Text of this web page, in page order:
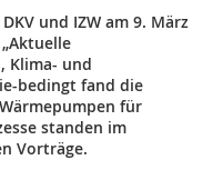
und IZW am 9. März
Klima- und
bedingt fand die
für
standen im
Vorträge.